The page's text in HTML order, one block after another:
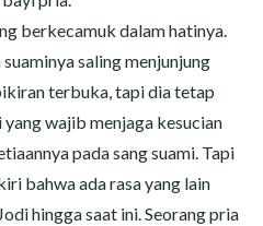
berkecamuk dalam hatinya.
saling menjunjung
terbuka, tapi dia tetap
wajib menjaga kesucian
pada sang suami. Tapi
bahwa ada rasa yang lain
hingga saat ini. Seorang pria